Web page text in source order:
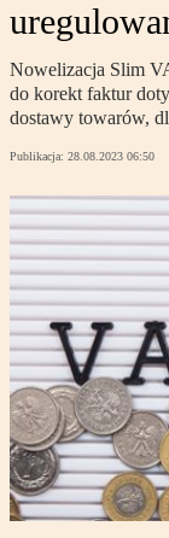
Nowelizacja Slim
do korekt faktur
dostawy towarów,
Publikacja: 28.08.2023 06:50